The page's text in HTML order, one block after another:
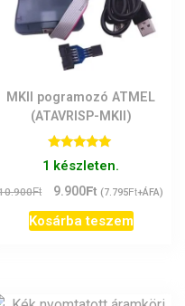
MKII pogramozó ATMEL
(ATAVRISP-MKII)
Értékelés:
5.00
1 készleten.
Ft
Original
price
was:
9.900Ft Current
price
is:
(7.795Ft+ÁFA)
Kosárba teszem